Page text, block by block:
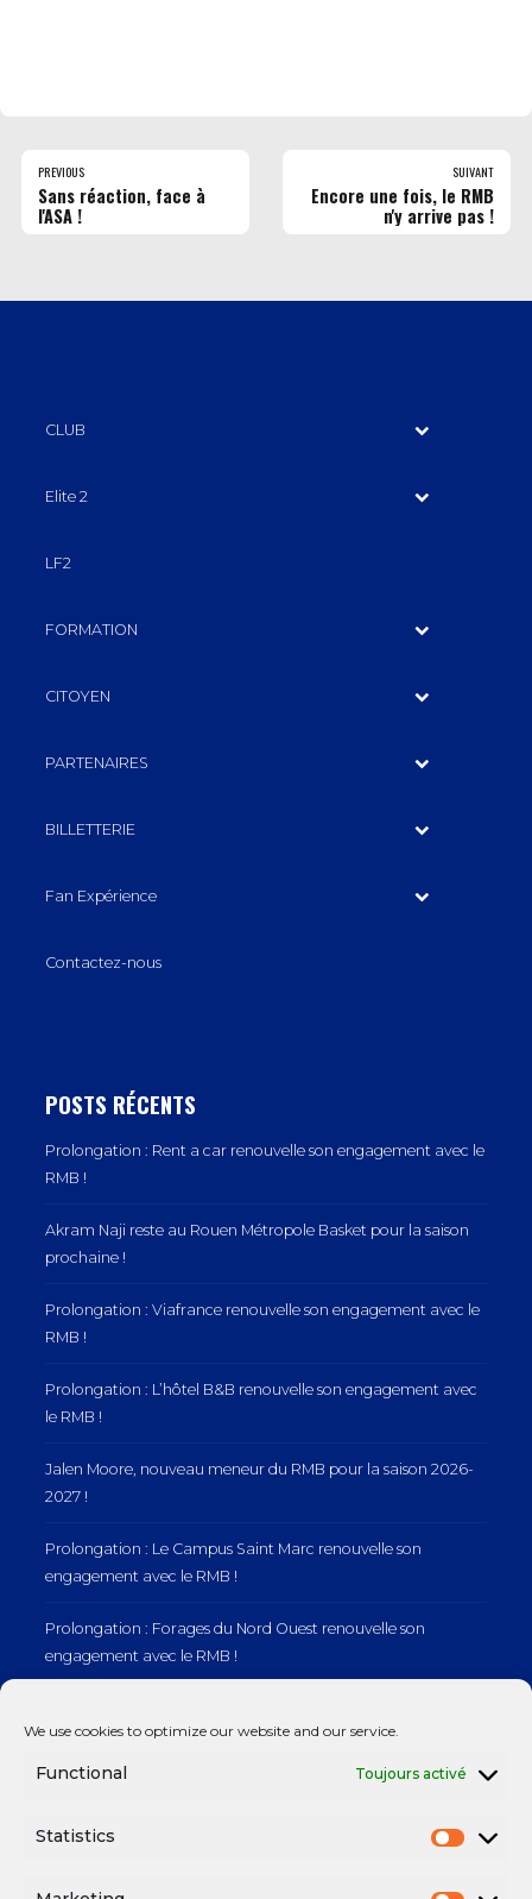
We use cookies to optimize our website and our service.
Functional Toujours activé
Statistics
PREVIOUS
Sans réaction, face à
l'ASA !
SUIVANT
Encore une fois, le RMB
n'y arrive pas !
CLUB
Elite 2
LF2
FORMATION
CITOYEN
PARTENAIRES
BILLETTERIE
Fan Expérience
Contactez-nous
POSTS RÉCENTS
Prolongation : Rent a car renouvelle son engagement avec le
RMB !
Akram Naji reste au Rouen Métropole Basket pour la saison
prochaine !
Prolongation : Viafrance renouvelle son engagement avec le
RMB !
Prolongation : L’hôtel B&B renouvelle son engagement avec
le RMB !
Jalen Moore, nouveau meneur du RMB pour la saison 2026-
2027 !
Prolongation : Le Campus Saint Marc renouvelle son
engagement avec le RMB !
Prolongation : Forages du Nord Ouest renouvelle son
engagement avec le RMB !
engagement avec le RMB !
Mentions légales